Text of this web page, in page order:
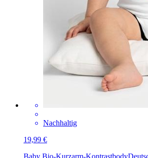
Nachhaltig
19,99 €
Baby Bio-Kurzarm-Kontrastbody